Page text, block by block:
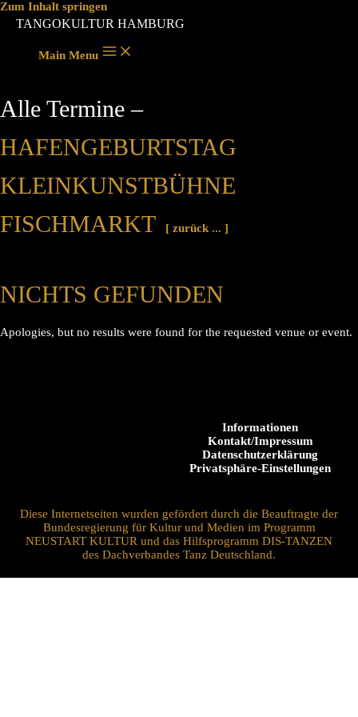
Zum Inhalt springen
TANGOKULTUR HAMBURG
Main Menu
Alle Termine –
HAFENGEBURTSTAG
KLEINKUNSTBÜHNE
FISCHMARKT [ zurück ... ]
NICHTS GEFUNDEN
Apologies, but no results were found for the requested venue or event.
Informationen
Kontakt/Impressum
Datenschutzerklärung
Privatsphäre-Einstellungen
Diese Internetseiten wurden gefördert durch die Beauftragte der
Bundesregierung für Kultur und Medien im Programm
NEUSTART KULTUR und das Hilfsprogramm DIS-TANZEN
des Dachverbandes Tanz Deutschland.